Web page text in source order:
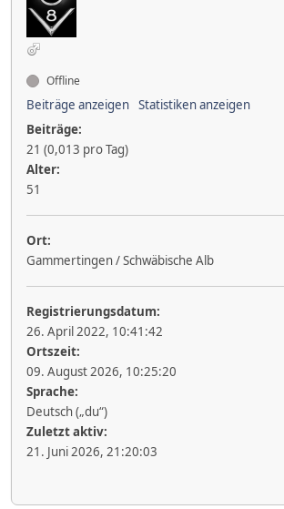
Offline
Beiträge anzeigen Statistiken anzeigen
Beiträge:
21 (0,013 pro Tag)
Alter:
51
Ort:
Gammertingen / Schwäbische Alb
Registrierungsdatum:
26. April 2022, 10:41:42
Ortszeit:
09. August 2026, 10:25:20
Sprache:
Deutsch („du“)
Zuletzt aktiv:
21. Juni 2026, 21:20:03